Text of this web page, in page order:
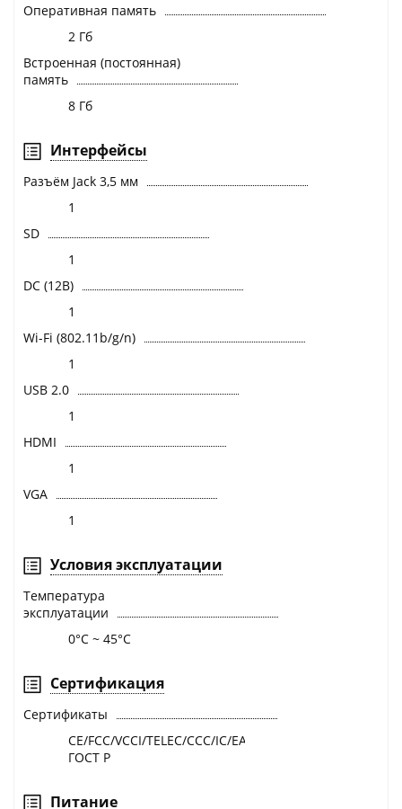
Оперативная память
2 Гб
Встроенная (постоянная)
память
8 Гб
Интерфейсы
Разъём Jack 3,5 мм
1
SD
1
DC (12В)
1
Wi-Fi (802.11b/g/n)
1
USB 2.0
1
HDMI
1
VGA
1
Условия эксплуатации
Температура
эксплуатации
0°C ~ 45°C
Сертификация
Сертификаты
CE/FCC/VCCI/TELEC/CCC/IC/EAC/
ГОСТ Р
Питание